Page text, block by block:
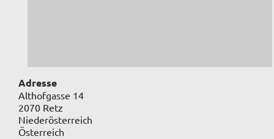
Adresse
Althofgasse 14
2070 Retz
Niederösterreich
Österreich